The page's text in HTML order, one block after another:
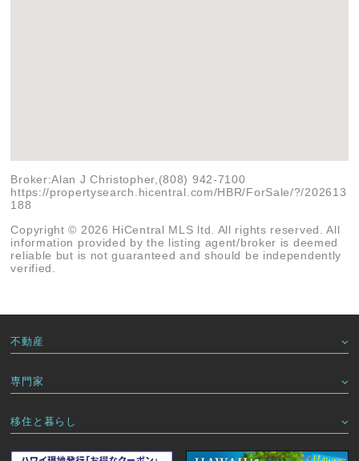
Broker:Alan J Christopher,(808) 942-7100
https://propertysearch.hicentral.com/HBR/ForSale/?/202613
188
Copyright © 2026 HiCentral MLS ltd. All rights reserved. All
information provided by the listing agent/broker is deemed
reliable but is not guaranteed and should be independently
verified.
不動産
専門家
移住と暮らし